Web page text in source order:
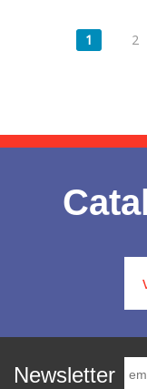
Pagini1 2
Newsletter